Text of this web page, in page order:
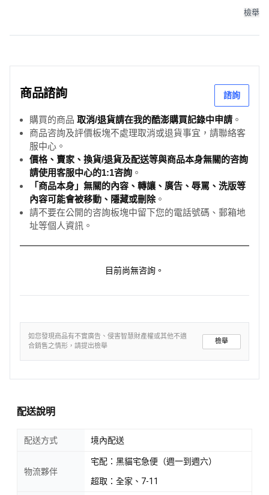
檢舉
商品諮詢 諮詢
購買的商品 取消/退貨請在我的酷澎購買記錄中申請 。
商品咨詢及評價板塊不處理取消或退貨事宜，請聯絡客
服中心。
價格、賣家、換貨/退貨及配送等與商品本身無關的咨詢
請使用客服中心的1:1咨詢 。
「商品本身」無關的內容、轉讓、廣告、辱罵、洗版等
內容可能會被移動、隱藏或刪除。
請不要在公開的咨詢板塊中留下您的電話號碼、郵箱地
址等個人資訊。
目前尚無咨詢。
如您發現商品有不實廣告、侵害智慧財產權或其他不適
合銷售之情形，請提出檢舉
檢舉
配送說明
配送方式 境內配送
物流夥伴
宅配：黑貓宅急便（週一到週六）
超取：全家、7-11